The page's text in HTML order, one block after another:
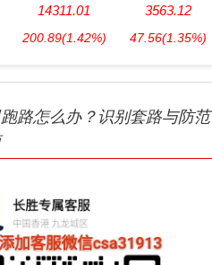
14311.01
200.89(1.42%)
3563.12
47.56(1.35%)
路怎么办？识别套路与防范